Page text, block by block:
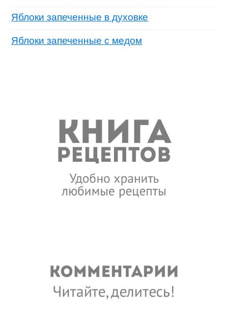
Яблоки запеченные в духовке
Яблоки запеченные с медом